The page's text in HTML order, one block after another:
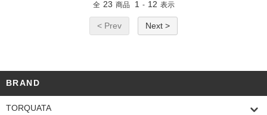
全 23 商品 1 - 12 表示
< Prev Next >
BRAND
TORQUATA